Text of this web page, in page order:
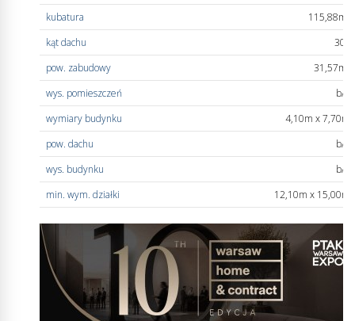
kubatura 115,88m
kąt dachu
30°
pow. zabudowy
31,57m
wys. pomieszczeń
b/d
wymiary budynku
4,10m x 7,70m
pow. dachu
b/d
wys. budynku
b/d
min. wym. działki
12,10m x 15,00m